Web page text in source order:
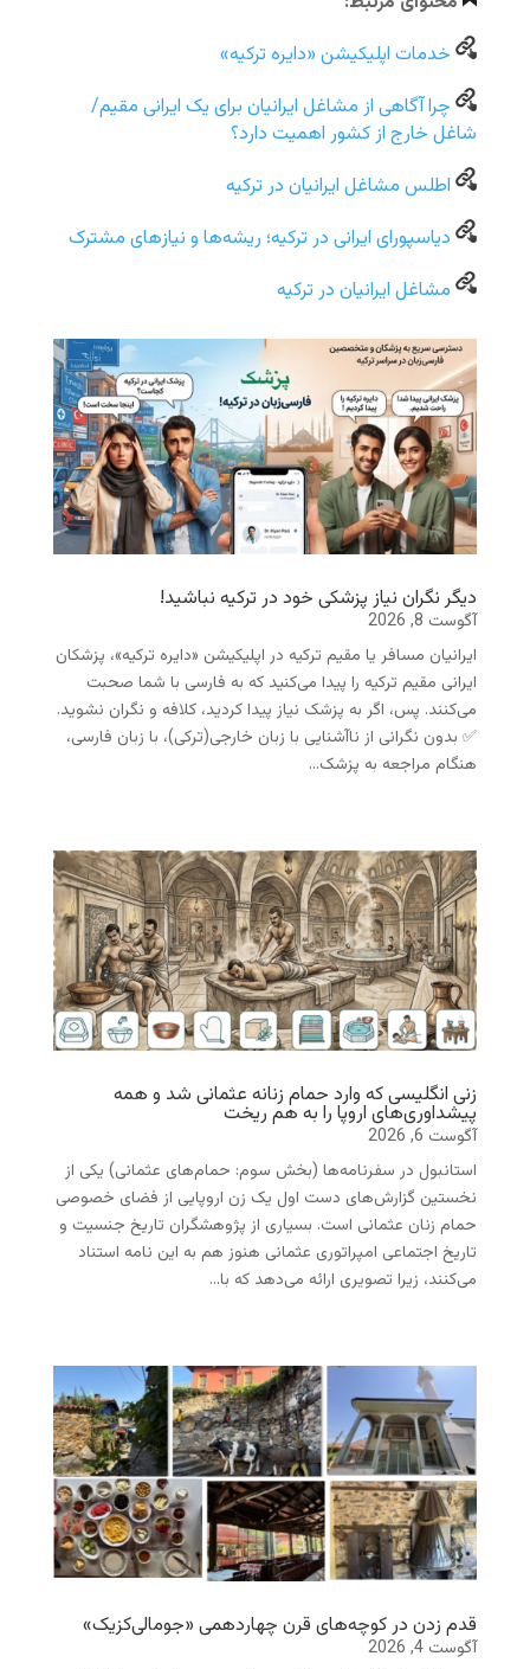
خدمات اپلیکیشن «دایره ترکیه»
چرا آگاهی از مشاغل ایرانیان برای یک ایرانی مقیم/
شاغل خارج از کشور اهمیت دارد؟
اطلس مشاغل ایرانیان در ترکیه
دیاسپورای ایرانی در ترکیه؛ ریشه‌ها و نیازهای مشترک
مشاغل ایرانیان در ترکیه
دیگر نگران نیاز پزشکی خود در ترکیه نباشید!
آگوست 8, 2026
ایرانیان مسافر یا مقیم ترکیه در اپلیکیشن «دایره ترکیه»، پزشکان
ایرانی مقیم ترکیه را پیدا می‌کنید که به فارسی با شما صحبت
می‌کنند. پس، اگر به پزشک نیاز پیدا کردید، کلافه و نگران نشوید.
✅ بدون نگرانی از ناآشنایی با زبان خارجی(ترکی)، با زبان فارسی،
هنگام مراجعه به پزشک...
زنی انگلیسی که وارد حمام زنانه عثمانی شد و همه
پیشداوری‌های اروپا را به هم ریخت
آگوست 6, 2026
استانبول در سفرنامه‌ها (بخش سوم: حمام‌های عثمانی) یکی از
نخستین گزارش‌های دست اول یک زن اروپایی از فضای خصوصی
حمام زنان عثمانی است. بسیاری از پژوهشگران تاریخ جنسیت و
تاریخ اجتماعی امپراتوری عثمانی هنوز هم به این نامه استناد
می‌کنند، زیرا تصویری ارائه می‌دهد که با...
قدم زدن در کوچه‌های قرن چهاردهمی «جومالی‌کزیک»
آگوست 4, 2026